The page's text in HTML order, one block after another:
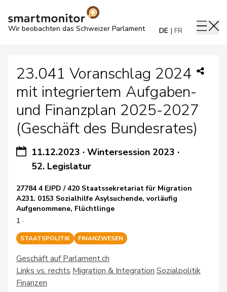
Wir beobachten das Schweizer Parlament DE FR
23.041 Voranschlag 2024
mit integriertem Aufgaben-
und Finanzplan 2025-2027
(Geschäft des Bundesrates)
11.12.2023 ·Wintersession 2023 ·
52. Legislatur
27784 4 EJPD / 420 Staatssekretariat für Migration
A231. 0153 Sozialhilfe Asylsuchende, vorläufig
Aufgenommene, Flüchtlinge
1 ·
STAATSPOLITIK FINANZWESEN
Geschäft auf Parlament.ch
Links vs. rechts Migration & Integration Sozialpolitik
Finanzen